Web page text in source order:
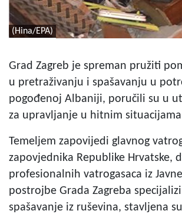
(Hina/EPA)
Grad Zagreb je spreman pružiti
u pretraživanju i spašavanju u
pogođenoj Albaniji, poručili su u
za upravljanje u hitnim
Temeljem zapovijedi glavnog
zapovjednika Republike Hrvatske,
profesionalnih vatrogasaca iz
postrojbe Grada Zagreba
spašavanje iz ruševina, stavljena